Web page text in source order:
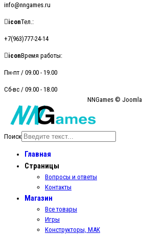
info@nngames.ru
iconТел.:
+7(963)777-24-14
iconВремя работы:
Пн-пт / 09.00 - 19.00
Сб-вс / 09.00 - 18.00
NNGames © Joomla
Поиск
Главная
Страницы
Вопросы и ответы
Контакты
Магазин
Все товары
Игры
Конструкторы, МАК